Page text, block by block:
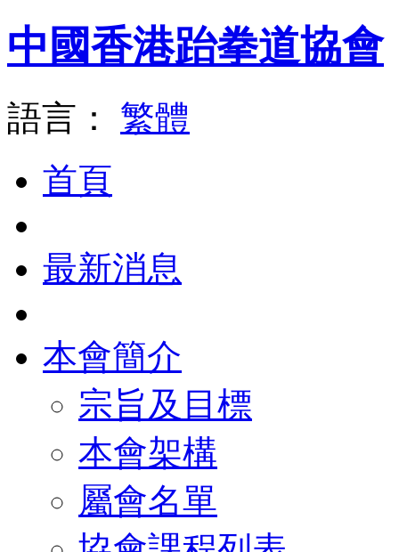
中國香港跆拳道協會
語言： 繁體
首頁
最新消息
本會簡介
宗旨及目標
本會架構
屬會名單